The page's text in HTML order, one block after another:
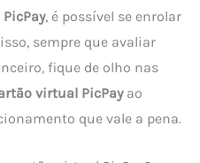
, é possível se enrolar
sempre que avaliar
fique de olho nas
virtual PicPay ao
que vale a pena.